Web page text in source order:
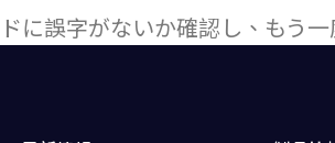
に誤字がないか確認し、もう一